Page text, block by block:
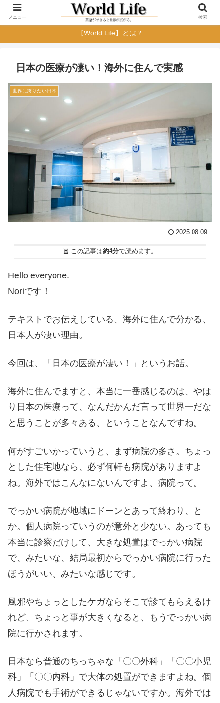
【World Life】とは？
日本の医療が凄い！海外に住んで実感
世界に誇りたい日本
2025.08.09
この記事は約4分で読めます。
Hello everyone.
Noriです！
テキストでお伝えしている、海外に住んで分かる、
日本人が凄い理由。
今回は、「日本の医療が凄い！」というお話。
海外に住んでますと、本当に一番感じるのは、やは
り日本の医療って、なんだかんだ言って世界一だな
と思うことが多々ある、ということなんですね。
何がすごいかっていうと、まず病院の多さ。ちょっ
とした住宅地なら、必ず何軒も病院がありますよ
ね。海外ではこんなにないんですよ、病院って。
でっかい病院が地域にドーンとあって終わり、と
か。個人病院っていうのが意外と少ない。あっても
本当に診察だけして、大きな処置はでっかい病院
で、みたいな、結局最初からでっかい病院に行った
ほうがいい、みたいな感じです。
風邪やちょっとしたケガならそこで診てもらえるけ
れど、ちょっと事が大きくなると、もうでっかい病
院に行かされます。
日本なら普通のちっちゃな「〇〇外科」「〇〇小児
科」「〇〇内科」で大体の処置ができますよね。個
人病院でも手術ができるじゃないですか。海外では
メニュー 検索